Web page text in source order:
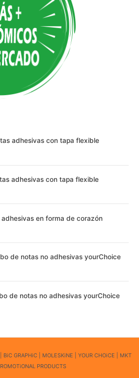
adhesivas con tapa flexible
adhesivas con tapa flexible
adhesivas en forma de corazón
de notas no adhesivas yourChoice
de notas no adhesivas yourChoice
GRAPHiC | MOLESKiNE | YOUR CHOiCE | MKT
PRODUCTS